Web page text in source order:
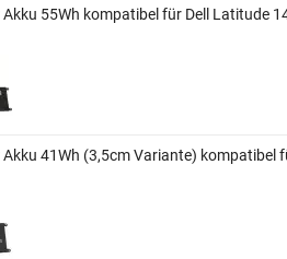
Akku 55Wh kompatibel für Dell Latitude
Akku 41Wh (3,5cm Variante) kompatibel